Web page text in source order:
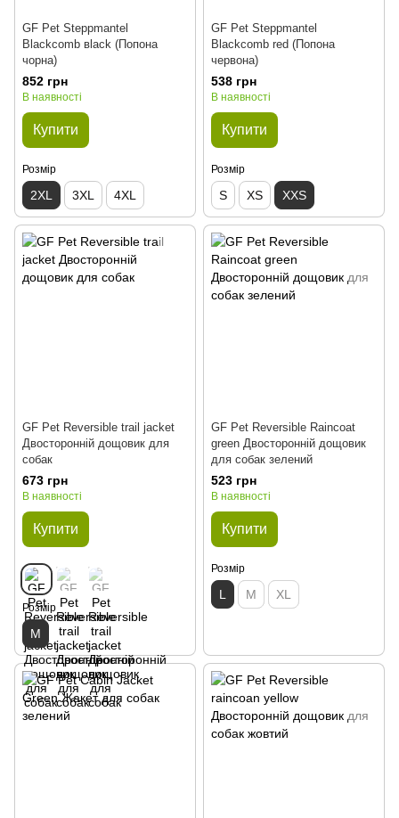
GF Pet Steppmantel
Blackcomb вlack (Попона
чорна)
852 грн
В наявності
Купити
Розмір
2XL 3XL 4XL
GF Pet Steppmantel
Blackcomb red (Попона
червона)
538 грн
В наявності
Купити
Розмір
S XS XXS
GF Pet Reversible trail jacket
Двосторонній дощовик для
собак
673 грн
В наявності
Купити
Розмір
M
GF Pet Reversible Raincoat
green Двосторонній дощовик
для собак зелений
523 грн
В наявності
Купити
Розмір
L M XL